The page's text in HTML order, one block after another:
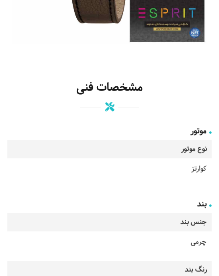
مشخصات فنی
موتور
نوع موتور
کوارتز
بند
جنس بند
چرمی
رنگ بند